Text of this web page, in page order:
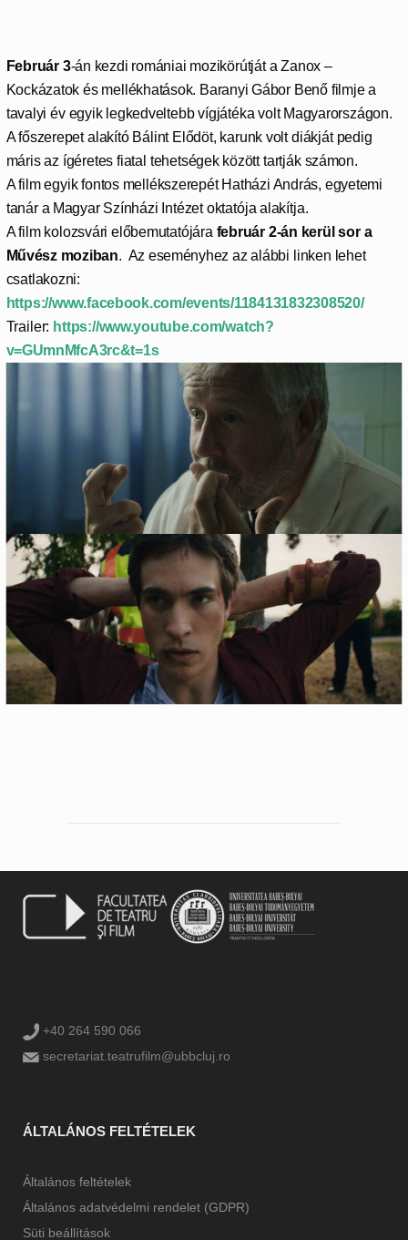
Február 3-án kezdi romániai mozikörútját a Zanox –
Kockázatok és mellékhatások. Baranyi Gábor Benő filmje a
tavalyi év egyik legkedveltebb vígjátéka volt Magyarországon.
A főszerepet alakító Bálint Elődöt, karunk volt diákját pedig
máris az ígéretes fiatal tehetségek között tartják számon.
A film egyik fontos mellékszerepét Hatházi András, egyetemi
tanár a Magyar Színházi Intézet oktatója alakítja.
A film kolozsvári előbemutatójára február 2-án kerül sor a
Művész moziban. Az eseményhez az alábbi linken lehet
csatlakozni:
https://www.facebook.com/events/1184131832308520/
Trailer: https://www.youtube.com/watch?
v=GUmnMfcA3rc&t=1s
+40 264 590 066
secretariat.teatrufilm@ubbcluj.ro
ÁLTALÁNOS FELTÉTELEK
Általános feltételek
Általános adatvédelmi rendelet (GDPR)
Süti beállítások